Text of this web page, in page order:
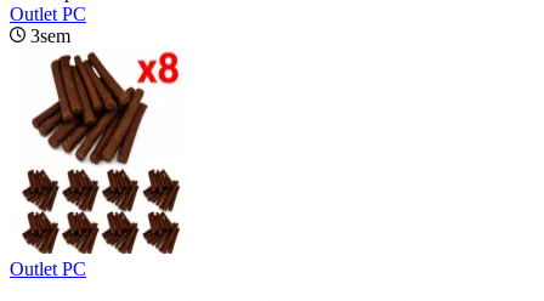
Outlet PC
3sem
Outlet PC